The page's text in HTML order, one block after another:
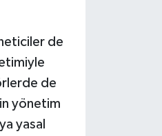
de
de
yönetim
yasal